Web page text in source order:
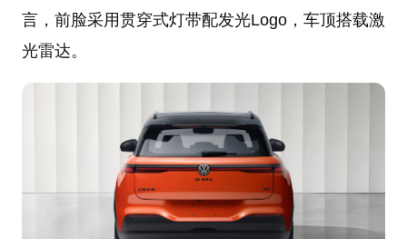
言，前脸采用贯穿式灯带配发光Logo，车顶搭载激
光雷达。